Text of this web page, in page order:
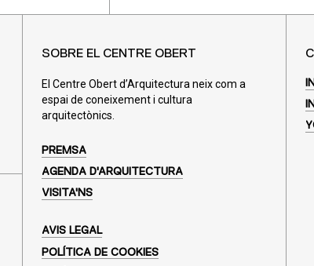
SOBRE EL CENTRE OBERT
El Centre Obert d’Arquitectura neix com a
espai de coneixement i cultura
arquitectònics.
PREMSA
AGENDA D'ARQUITECTURA
VISITA'NS
AVIS LEGAL
POLÍTICA DE COOKIES